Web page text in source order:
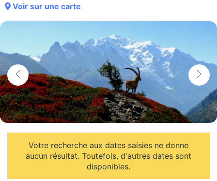
Voir sur une carte
Votre recherche aux dates saisies ne donne
aucun résultat. Toutefois, d'autres dates sont
disponibles.